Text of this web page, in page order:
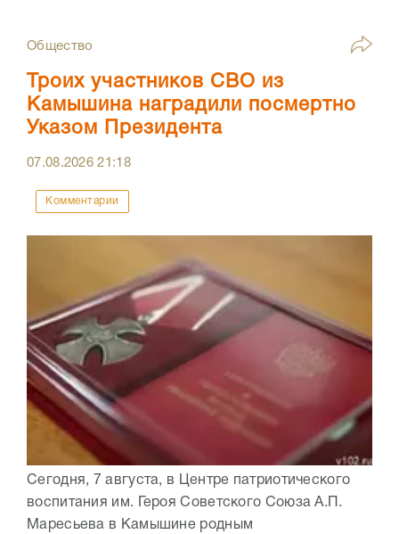
Общество
Троих участников СВО из
Камышина наградили посмертно
Указом Президента
07.08.202621:18
Комментарии
Сегодня, 7 августа, в Центре патриотического
воспитания им. Героя Советского Союза А.П.
Маресьева в Камышине родным